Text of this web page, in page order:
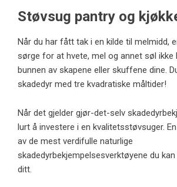
Støvsug pantry og
Når du har fått tak i en kilde til melmidd,
sørge for at hvete, mel og annet søl ikke
bunnen av skapene eller skuffene dine.
skadedyr med tre kvadratiske måltider!
Når det gjelder gjør-det-selv
lurt å investere i en kvalitetsstøvsuger.
av de mest verdifulle naturlige
skadedyrbekjempelsesverktøyene du
ditt.